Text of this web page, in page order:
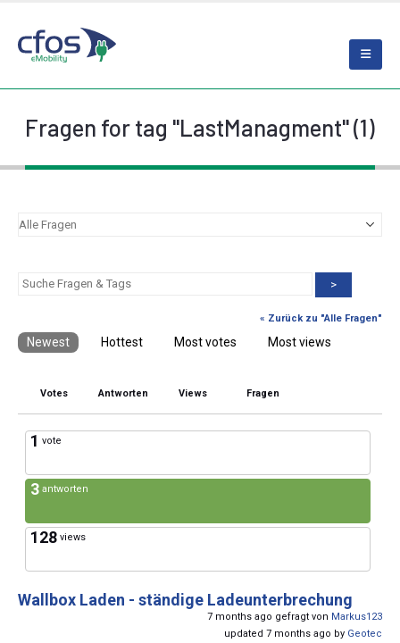
Fragen for tag "LastManagment" (1)
>
« Zurück zu "Alle Fragen"
Newest Hottest Most votes Most views
Votes Antworten Views Fragen
1 vote
3 antworten
128 views
Wallbox Laden - ständige Ladeunterbrechung
7 months ago gefragt von Markus123
updated 7 months ago by Geotec